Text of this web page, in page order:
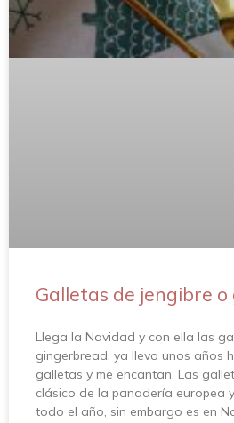
Galletas de jengibre
Llega la Navidad y con ella las
gingerbread, ya llevo unos años
galletas y me encantan. Las
clásico de la panadería europea
todo el año, sin embargo es en